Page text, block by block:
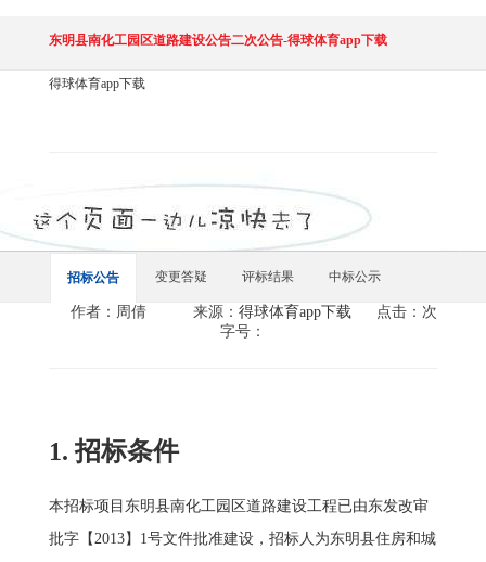
东明县南化工园区道路建设公告二次公告-得球体育app下载
得球体育app下载
招标公告 变更答疑 评标结果 中标公示
作者：周倩 来源： 得球体育app下载
点击：次
字号：
1. 招标条件
本招标项目东明县南化工园区道路建设工程已由东发改审
批字【2013】1号文件批准建设，招标人为东明县住房和城